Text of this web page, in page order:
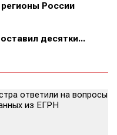
России
десятки...